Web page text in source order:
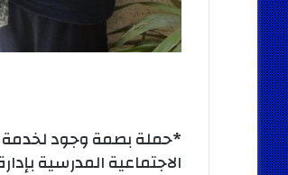
*حملة بصمة وجود لخدمة
الاجتماعية المدرسية